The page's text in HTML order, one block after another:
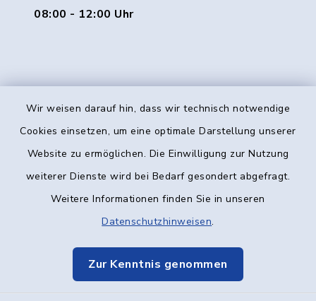
Wir weisen darauf hin, dass wir technisch notwendige
Cookies einsetzen, um eine optimale Darstellung unserer
Website zu ermöglichen. Die Einwilligung zur Nutzung
weiterer Dienste wird bei Bedarf gesondert abgefragt.
Weitere Informationen finden Sie in unseren
Datenschutzhinweisen.
Zur Kenntnis genommen
08:00 - 12:00 Uhr
Kontakt
Datenschutz
Elektronische Kommunikation